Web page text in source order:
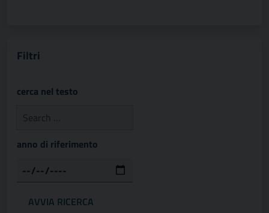
Filtri
cerca nel testo
anno di riferimento